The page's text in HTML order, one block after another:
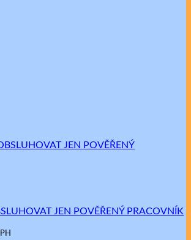
JEN POVĚŘENÝ PRACOVNÍK